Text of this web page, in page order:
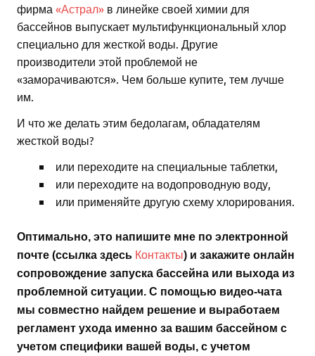
фирма «Астрал» в линейке своей химии для
бассейнов выпускает мультифункциональный хлор
специально для жесткой воды. Другие
производители этой проблемой не
«заморачиваются». Чем больше купите, тем лучше
им.
И что же делать этим бедолагам, обладателям
жесткой воды?
или переходите на специальные таблетки,
или переходите на водопроводную воду,
или применяйте другую схему хлорирования.
Оптимально, это напишите мне по электронной
почте (ссылка здесь Контакты) и закажите онлайн
сопровождение запуска бассейна или выхода из
проблемной ситуации. С помощью видео-чата
мы совместно найдем решение и выработаем
регламент ухода именно за вашим бассейном с
учетом специфики вашей воды, с учетом